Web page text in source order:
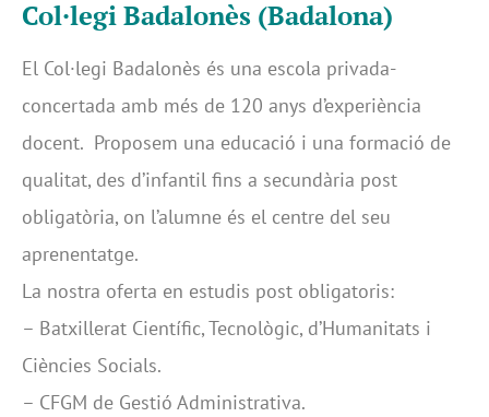
Col·legi Badalonès (Badalona)
El Col·legi Badalonès és una escola privada-
concertada amb més de 120 anys d’experiència
docent. Proposem una educació i una formació de
qualitat, des d’infantil fins a secundària post
obligatòria, on l’alumne és el centre del seu
aprenentatge.
La nostra oferta en estudis post obligatoris:
– Batxillerat Científic, Tecnològic, d’Humanitats i
Ciències Socials.
– CFGM de Gestió Administrativa.